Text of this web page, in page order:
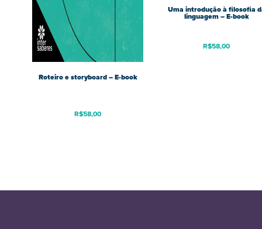
Roteiro e storyboard – E-book
R$58,00
Uma introdução à filosofia
linguagem – E-book
R$58,00